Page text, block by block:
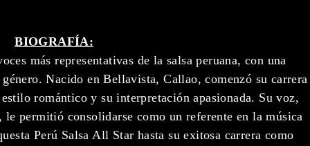
BIOGRAFÍA:
más representativas de la salsa peruana, con una
Nacido en Bellavista, Callao, comenzó su carrera
romántico y su interpretación apasionada. Su voz,
permitió consolidarse como un referente en la música
Perú Salsa All Star hasta su exitosa carrera como